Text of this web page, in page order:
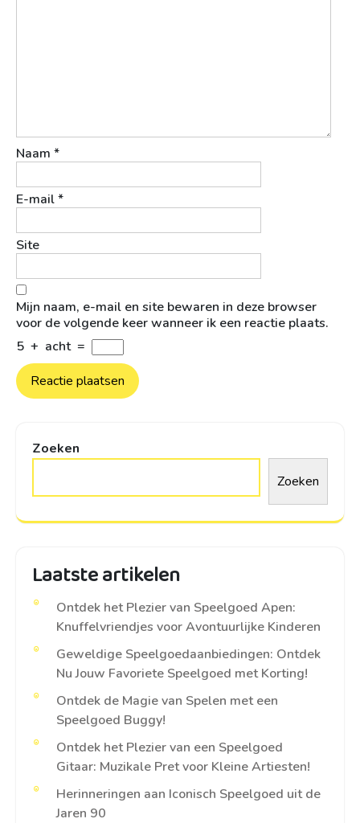
Naam *
E-mail*
Site
Mijn naam, e-mail en site bewaren in deze browser
voor de volgende keer wanneer ik een reactie plaats.
5 + acht =
Zoeken
Zoeken
Laatste artikelen
Ontdek het Plezier van Speelgoed Apen:
Knuffelvriendjes voor Avontuurlijke Kinderen
Geweldige Speelgoedaanbiedingen: Ontdek
Nu Jouw Favoriete Speelgoed met Korting!
Ontdek de Magie van Spelen met een
Speelgoed Buggy!
Ontdek het Plezier van een Speelgoed
Gitaar: Muzikale Pret voor Kleine Artiesten!
Herinneringen aan Iconisch Speelgoed uit de
Jaren 90